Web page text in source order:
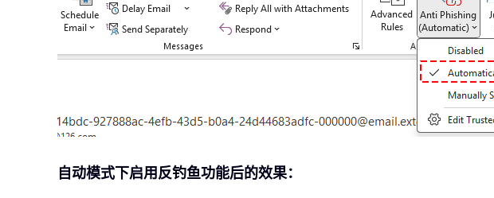
自动模式下启用反钓鱼功能后的效果：